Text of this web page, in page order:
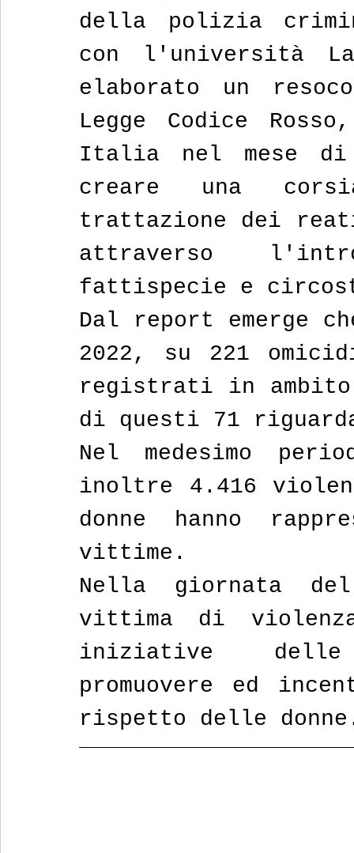
della polizia
con l'università La
elaborato un
Legge Codice
Italia nel mese di
creare una
trattazione dei
attraverso
fattispecie e
Dal report emerge
2022, su 221
registrati in
di questi 71
Nel medesimo
inoltre 4.416
donne hanno
vittime.
Nella giornata
vittima di
iniziative
promuovere ed
rispetto delle